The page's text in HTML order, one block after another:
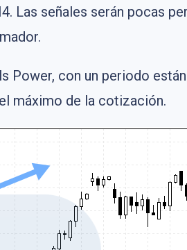
Las señales serán pocas
Power, con un periodo
máximo de la cotización.